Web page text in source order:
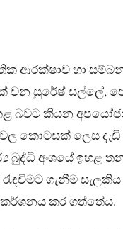
ආරක්ෂාව හා
වන සුරේෂ් සල්ලේ,
බවට කියන
කොටසක් ලෙස දැඩි
බුද්ධි අංශයේ ඉහළ
ගැනීම
කර ගත්තේය.